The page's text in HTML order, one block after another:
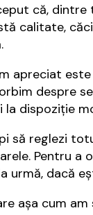
că,
calitate,
apreciat
despre
la dispoziție
să reglezi
Pentru
urmă, dacă
așa cum